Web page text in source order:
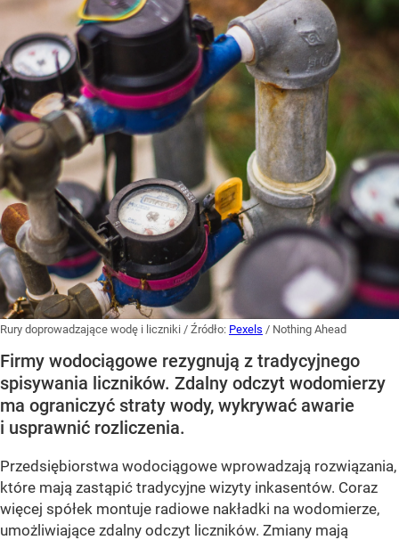
Rury doprowadzające wodę i liczniki / Źródło: Pexels / Nothing Ahead
Firmy wodociągowe rezygnują z tradycyjnego
spisywania liczników. Zdalny odczyt wodomierzy
ma ograniczyć straty wody, wykrywać awarie
i usprawnić rozliczenia.
Przedsiębiorstwa wodociągowe wprowadzają rozwiązania,
które mają zastąpić tradycyjne wizyty inkasentów. Coraz
więcej spółek montuje radiowe nakładki na wodomierze,
umożliwiające zdalny odczyt liczników. Zmiany mają